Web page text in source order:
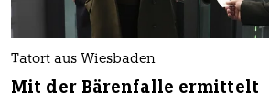
Tatort aus Wiesbaden
Mit der Bärenfalle ermittelt